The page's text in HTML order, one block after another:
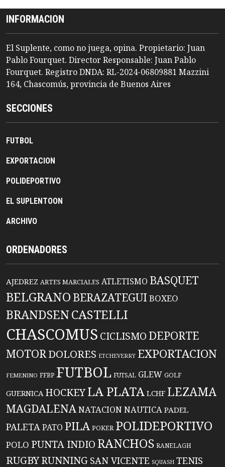
INFORMACION
El Suplente, como no juega, opina. Propietario: Juan
Pablo Fourquet. Director Responsable: Juan Pablo
Fourquet. Registro DNDA: RL-2024-06809881 Mazzini
164, Chascomús, provincia de Buenos Aires
SECCIONES
FUTBOL
EXPORTACION
POLIDEPORTIVO
EL SUPLENTOON
ARCHIVO
ORDENADORES
AJEDREZ ARTES MARCIALES ATLETISMO BASQUET
BELGRANO BERAZATEGUIBOXEO
BRANDSENCASTELLI
CHASCOMUS CICLISMO DEPORTE
MOTORDOLORES ETCHEVERRY EXPORTACION
FEMENINO FFBP FUTBOL FUTSAL GLEW GOLF
GUERNICA HOCKEYLA PLATA LCHF LEZAMA
MAGDALENANATACIONNAUTICA PADEL
PALETA PATO PILA POKER POLIDEPORTIVO
POLO PUNTA INDIO RANCHOS RANELAGH
RUGBYRUNNING SAN VICENTE SQUASH TENIS